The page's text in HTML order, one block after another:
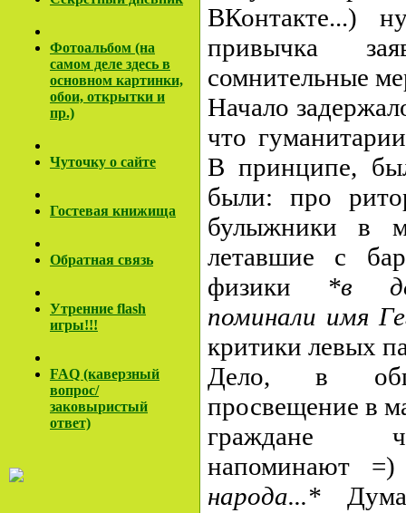
Фотоальбом (на
самом деле здесь в
основном картинки,
обои, открытки и
пр.)
Чуточку о сайте
Гостевая книжища
Обратная связь
Утренние flash
игры!!!
FAQ (каверзный
вопрос/
заковыристый
ответ)
ВКонтакте...)
привычка
сомнительные
Начало
что
В принципе,
были: про
булыжники в
летавшие с
физики *в
поминали имя
критики левых
Дело, в
просвещение в
граждане
напоминают
народа...*